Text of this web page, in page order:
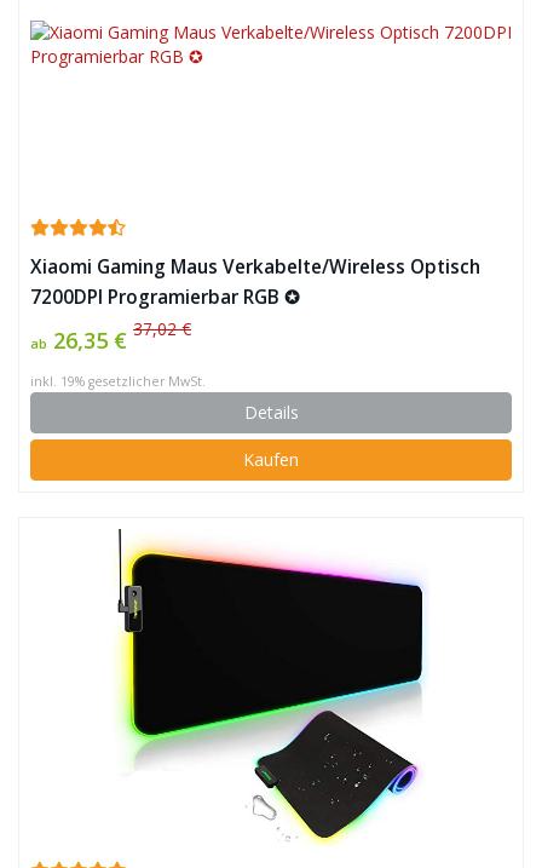
Xiaomi Gaming Maus Verkabelte/Wireless Optisch
7200DPI Programierbar RGB ✪
ab 26,35 € 37,02 €
inkl. 19% gesetzlicher MwSt.
Details
Kaufen